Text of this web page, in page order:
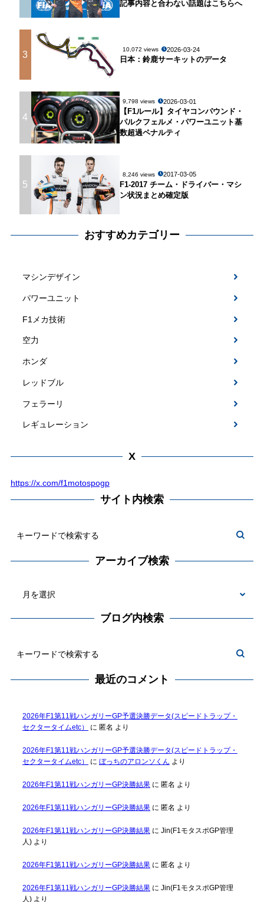
記事内容と合わない話題はこちらへ
3 10,072 views 2026-03-24
日本：鈴鹿サーキットのデータ
4
9,798 views 2026-03-01
【F1ルール】タイヤコンパウンド・
パルクフェルメ・パワーユニット基
数超過ペナルティ
5
8,246 views 2017-03-05
F1-2017 チーム・ドライバー・マシ
ン状況まとめ確定版
おすすめカテゴリー
マシンデザイン
パワーユニット
F1メカ技術
空力
ホンダ
レッドブル
フェラーリ
レギュレーション
X
https://x.com/f1motospogp
サイト内検索
アーカイブ検索
ブログ内検索
最近のコメント
2026年F1第11戦ハンガリーGP予選決勝データ(スピードトラップ・
セクタータイムetc）
に 匿名 より
2026年F1第11戦ハンガリーGP予選決勝データ(スピードトラップ・
セクタータイムetc）
に ぼっちのアロンソくん より
2026年F1第11戦ハンガリーGP決勝結果に 匿名 より
2026年F1第11戦ハンガリーGP決勝結果に 匿名 より
2026年F1第11戦ハンガリーGP決勝結果に Jin(F1モタスポGP管理
人)より
2026年F1第11戦ハンガリーGP決勝結果に 匿名 より
2026年F1第11戦ハンガリーGP決勝結果に Jin(F1モタスポGP管理
人)より